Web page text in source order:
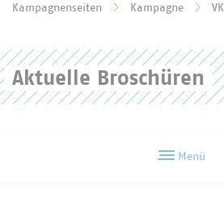
Zum Hauptinhalt springen
Sie befinden sich hier:
Kampagnenseiten Kampagne
Aktuelle Broschüren
Menü